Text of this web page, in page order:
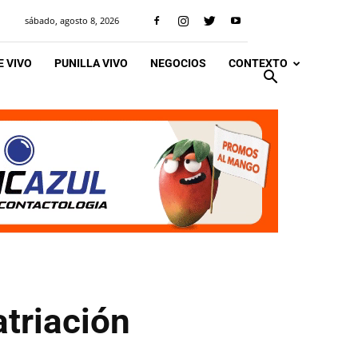
sábado, agosto 8, 2026
VIVO PUNILLA VIVO NEGOCIOS CONTEXTO